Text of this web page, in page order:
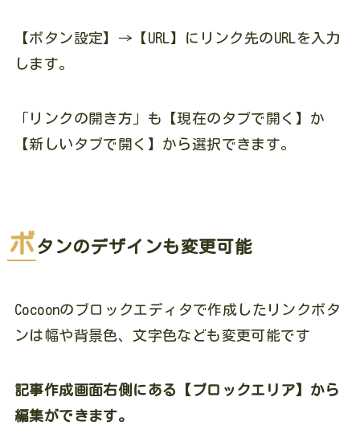
【ボタン設定】→【URL】にリンク先のURLを入力
します。
「リンクの開き方」も【現在のタブで開く】か
【新しいタブで開く】から選択できます。
ボタンのデザインも変更可能
Cocoonのブロックエディタで作成したリンクボタ
ンは幅や背景色、文字色なども変更可能です
記事作成画面右側にある【ブロックエリア】から
編集ができます。